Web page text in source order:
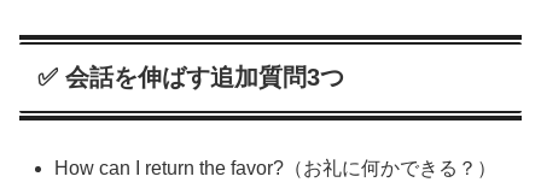
✅ 会話を伸ばす追加質問3つ
How can I return the favor?（お礼に何かできる？）